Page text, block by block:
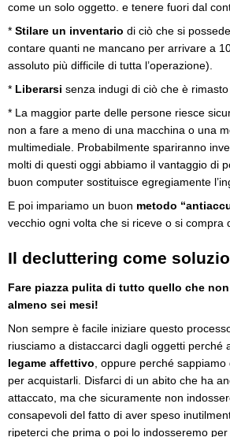
come un solo oggetto. e tenere fuori dal
* Stilare un inventario di ciò che si
contare quanti ne mancano per arrivare a
assoluto più difficile di tutta l’operazione).
* Liberarsi senza indugi di ciò che è rimasto
* La maggior parte delle persone riesce
non a fare a meno di una macchina o una
multimediale. Probabilmente spariranno
molti di questi oggi abbiamo il vantaggio di
buon computer sostituisce egregiamente
E poi impariamo un buon metodo
vecchio ogni volta che si riceve o si compra
Il decluttering come
Fare piazza pulita di tutto quello che
almeno sei mesi!
Non sempre è facile iniziare questo
riusciamo a distaccarci dagli oggetti perché
legame affettivo , oppure perché
per acquistarli. Disfarci di un abito che ha
attaccato, ma che sicuramente non
consapevoli del fatto di aver speso
ripeterci che prima o poi lo indosseremo per